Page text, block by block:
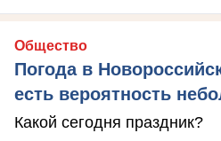
Общество
Погода в
есть вероятность
Какой сегодня праздник?